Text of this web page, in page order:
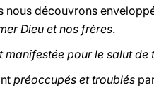
nous découvrons
Dieu et nos frères.
manifestée pour le salut de
préoccupés et troublés